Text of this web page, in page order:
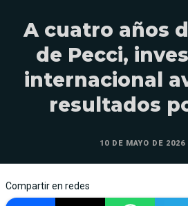
A cuatro años
de Pecci,
internacional
resultados
10 DE MAYO DE
Compartir en redes